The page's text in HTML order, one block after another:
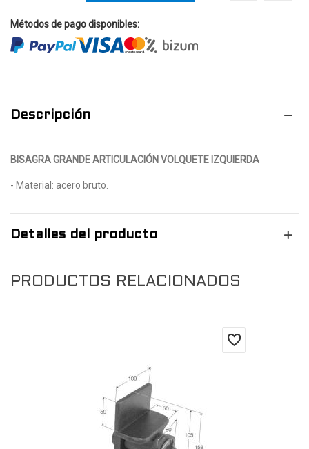
Métodos de pago disponibles:
Descripción
BISAGRA GRANDE ARTICULACIÓN VOLQUETE IZQUIERDA
- Material: acero bruto.
Detalles del producto
PRODUCTOS RELACIONADOS